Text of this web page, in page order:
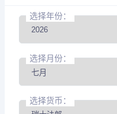
选择年份：
选择月份：
选择货币：